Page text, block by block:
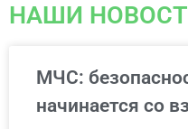
НАШИ
МЧС:
начинается со